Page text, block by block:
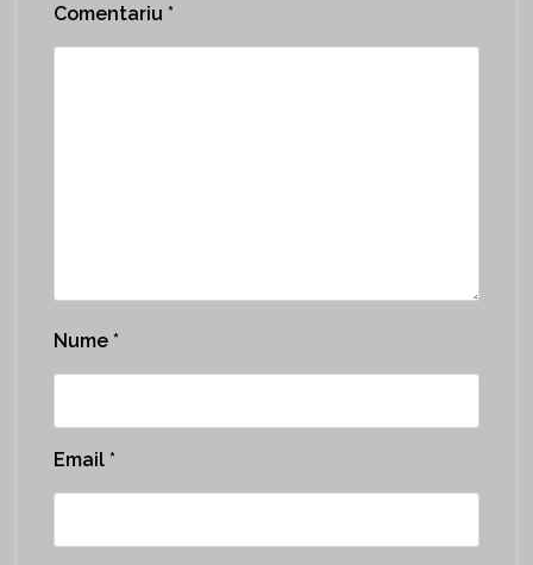
Comentariu *
Nume *
Email *